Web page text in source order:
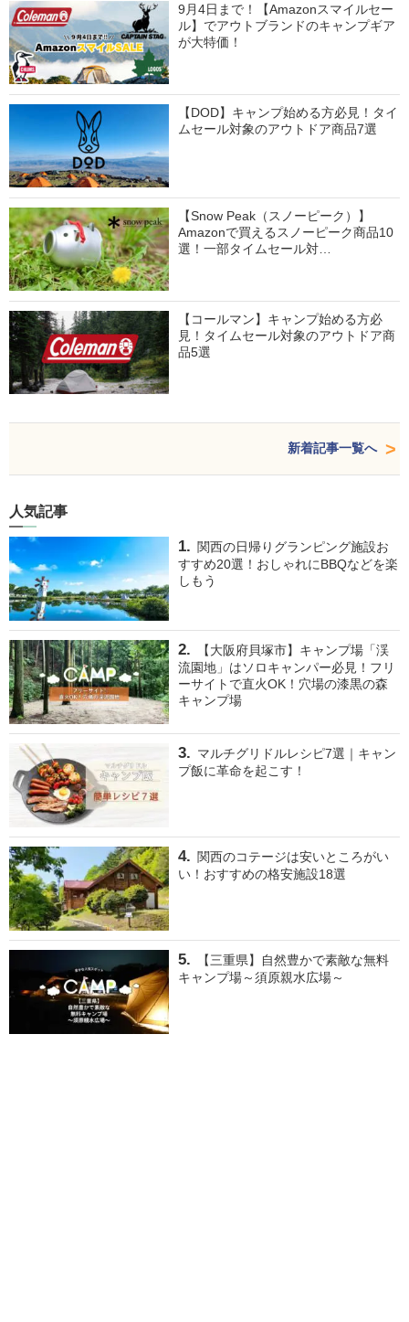
9月4日まで！【Amazonスマイルセー
ル】でアウトブランドのキャンプギア
が大特価！
【DOD】キャンプ始める方必見！タイ
ムセール対象のアウトドア商品7選
【Snow Peak（スノーピーク）】
Amazonで買えるスノーピーク商品10
選！一部タイムセール対…
【コールマン】キャンプ始める方必
見！タイムセール対象のアウトドア商
品5選
新着記事一覧へ
人気記事
関西の日帰りグランピング施設お
すすめ20選！おしゃれにBBQなどを楽
しもう
【大阪府貝塚市】キャンプ場「渓
流園地」はソロキャンパー必見！フリ
ーサイトで直火OK！穴場の漆黒の森
キャンプ場
マルチグリドルレシピ7選｜キャン
プ飯に革命を起こす！
関西のコテージは安いところがい
い！おすすめの格安施設18選
【三重県】自然豊かで素敵な無料
キャンプ場～須原親水広場～